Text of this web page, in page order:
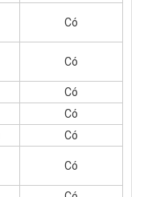
Có
Có
Có
Có
Có
Có